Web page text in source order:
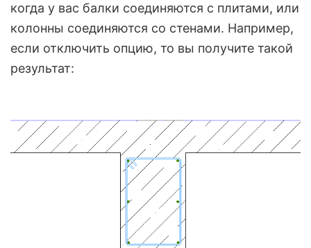
когда у вас балки соединяются с плитами, или
колонны соединяются со стенами. Например,
если отключить опцию, то вы получите такой
результат: